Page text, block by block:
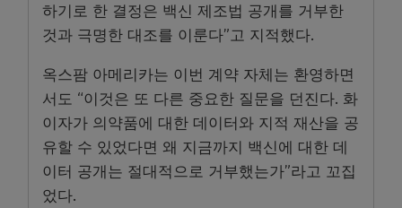
하기로 한 결정은 백신 제조법 공개를 거부한
것과 극명한 대조를 이룬다”고 지적했다.
옥스팜 아메리카는 이번 계약 자체는 환영하면
서도 “이것은 또 다른 중요한 질문을 던진다. 화
이자가 의약품에 대한 데이터와 지적 재산을 공
유할 수 있었다면 왜 지금까지 백신에 대한 데
이터 공개는 절대적으로 거부했는가”라고 꼬집
었다.